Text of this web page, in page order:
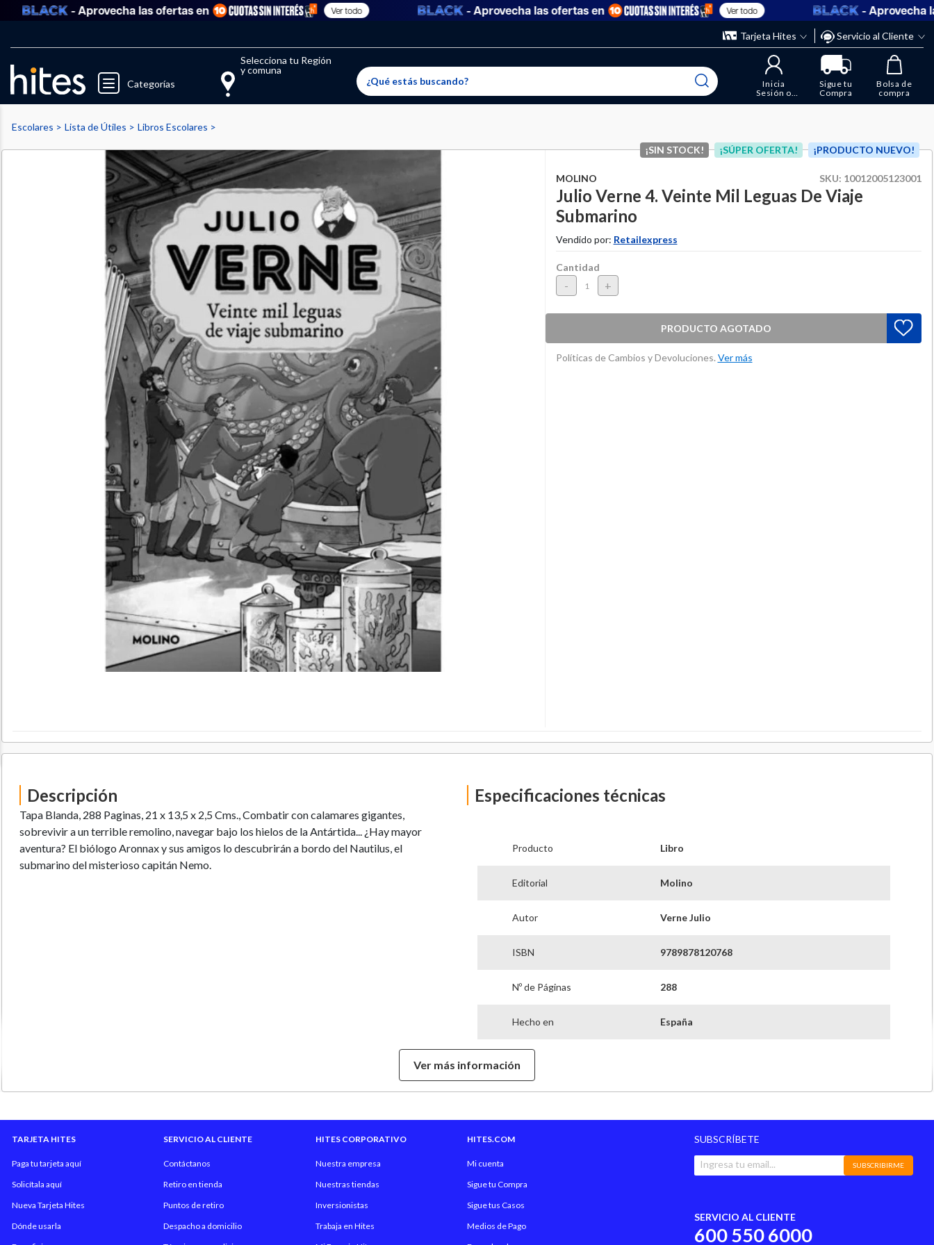
- Aprovecha las ofertas en Ver todo - Aprovecha las ofertas en Ver todo - Aprovecha las
Servicio al Cliente
Tarjeta Hites
Categorías
Selecciona tu Región
y comuna
Inicia
Sesión o
Regístrate
Sigue tu
Compra
Bolsa de
compra
El producto ha sido eliminado correctamente
El producto ha sido agregado a tu lista de favoritos correctamente
Llegaste al límite de productos favoritos permitidos, para agregar uno nuevo ingresa a “Mi cuenta” y elimina los que ya no necesitas.
Escolares Lista de Útiles
Libros Escolares
¡SIN STOCK!
¡SÚPER OFERTA! ¡PRODUCTO NUEVO!
SKU: 10012005123001
MOLINO
Julio Verne 4. Veinte Mil Leguas De Viaje
Submarino
Vendido por: Retailexpress
Cantidad
- +
PRODUCTO AGOTADO
Políticas de Cambios y Devoluciones. Ver más
Descripción
Tapa Blanda, 288 Paginas, 21 x 13,5 x 2,5 Cms., Combatir con calamares gigantes,
sobrevivir a un terrible remolino, navegar bajo los hielos de la Antártida... ¿Hay mayor
aventura? El biólogo Aronnax y sus amigos lo descubrirán a bordo del Nautilus, el
submarino del misterioso capitán Nemo.
Especificaciones técnicas
Producto Libro
Editorial Molino
Autor Verne Julio
ISBN 9789878120768
Nº de Páginas 288
Hecho en España
Género Literario Literatura_infantil
Ver más información
TARJETA HITES
Paga tu tarjeta aquí
Solicítala aquí
Nueva Tarjeta Hites
Dónde usarla
SERVICIO AL CLIENTE
Contáctanos
Retiro en tienda
Puntos de retiro
Despacho a domicilio
HITES CORPORATIVO
Nuestra empresa
Nuestras tiendas
Inversionistas
Trabaja en Hites
HITES.COM
Mi cuenta
Sigue tu Compra
Sigue tus Casos
Medios de Pago
SUBSCRÍBETE
SUBSCRIBIRME
SERVICIO AL CLIENTE
600 550 6000